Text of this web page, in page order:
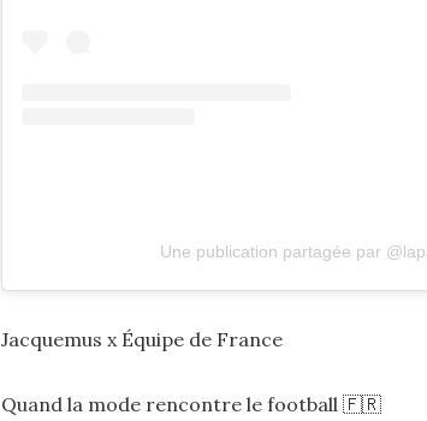
Une publication partagée par
Jacquemus x Équipe de France
Quand la mode rencontre le football 🇫🇷